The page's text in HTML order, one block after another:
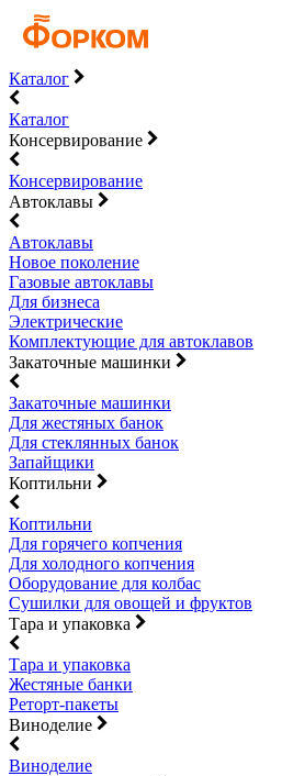
Каталог
Каталог
Консервирование
Консервирование
Автоклавы
Автоклавы
Новое поколение
Газовые автоклавы
Для бизнеса
Электрические
Комплектующие для автоклавов
Закаточные машинки
Закаточные машинки
Для жестяных банок
Для стеклянных банок
Запайщики
Коптильни
Коптильни
Для горячего копчения
Для холодного копчения
Оборудование для колбас
Сушилки для овощей и фруктов
Тара и упаковка
Тара и упаковка
Жестяные банки
Реторт-пакеты
Виноделие
Виноделие